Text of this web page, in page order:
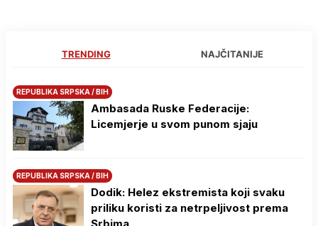
TRENDING NAJČITANIJE
REPUBLIKA SRPSKA / BIH
Ambasada Ruske Federacije:
Licemjerje u svom punom sjaju
REPUBLIKA SRPSKA / BIH
Dodik: Helez ekstremista koji svaku
priliku koristi za netrpeljivost prema